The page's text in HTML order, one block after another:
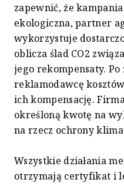
zapewnić, że
ekologiczna, partner
wykorzystuje
oblicza ślad CO2
jego rekompensaty.
reklamodawcę
ich kompensację.
określoną kwotę na
na rzecz ochrony
Wszystkie działania
otrzymają certyfikat i